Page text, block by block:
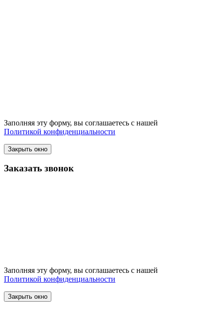
Заполняя эту форму, вы соглашаетесь с нашей
Политикой конфиденциальности
Закрыть окно
Заказать звонок
Заполняя эту форму, вы соглашаетесь с нашей
Политикой конфиденциальности
Закрыть окно